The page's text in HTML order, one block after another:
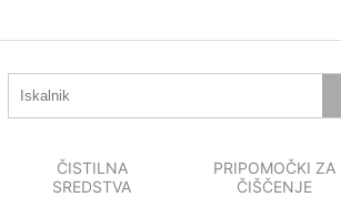
ČISTILNA
SREDSTVA
PRIPOMOČKI ZA
ČIŠČENJE